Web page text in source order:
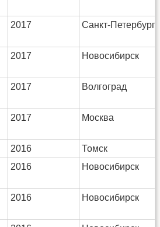
2017 Санкт-Петербург
2017 Новосибирск
2017 Волгоград
2017 Москва
2016
Томск
2016 Новосибирск
2016 Новосибирск